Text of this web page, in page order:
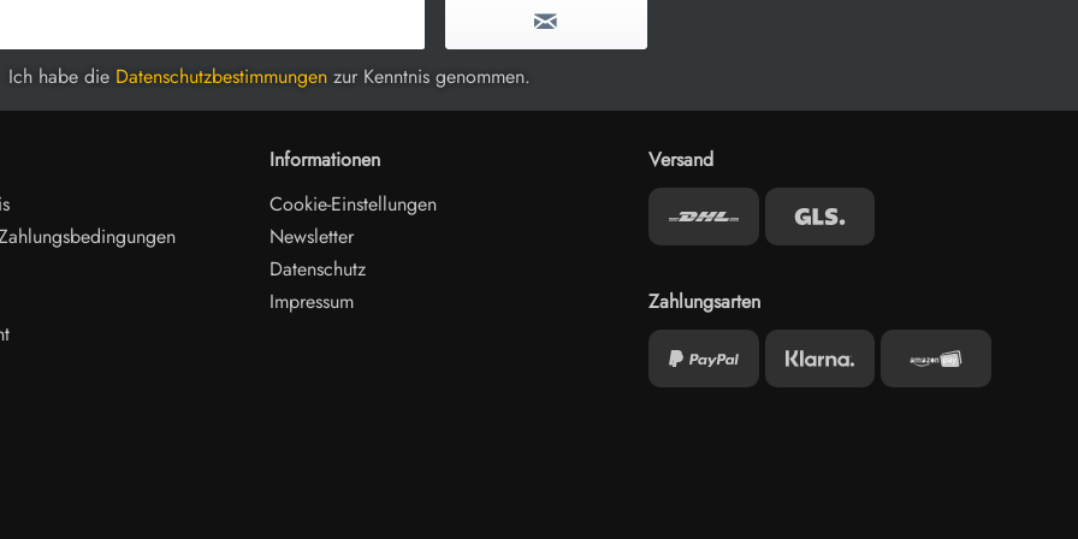
Ich habe die Datenschutzbestimmungen zur Kenntnis genommen.
Informationen
Cookie-Einstellungen
Newsletter
Datenschutz
Impressum
Versand
Zahlungsarten